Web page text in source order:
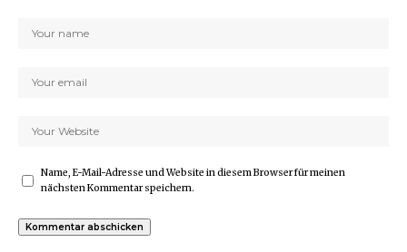
Name, E-Mail-Adresse und Website in diesem Browser für meinen
nächsten Kommentar speichern.